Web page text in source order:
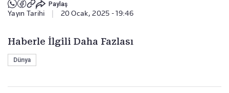
Paylaş
Yayın Tarihi 20 Ocak, 2025 - 19:46
Haberle İlgili Daha Fazlası
Dünya